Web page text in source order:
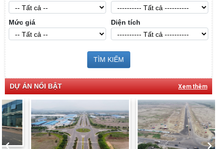
Mức giá Diện tích
TÌM KIẾM
DỰ ÁN NỔI BẬT Xem thêm